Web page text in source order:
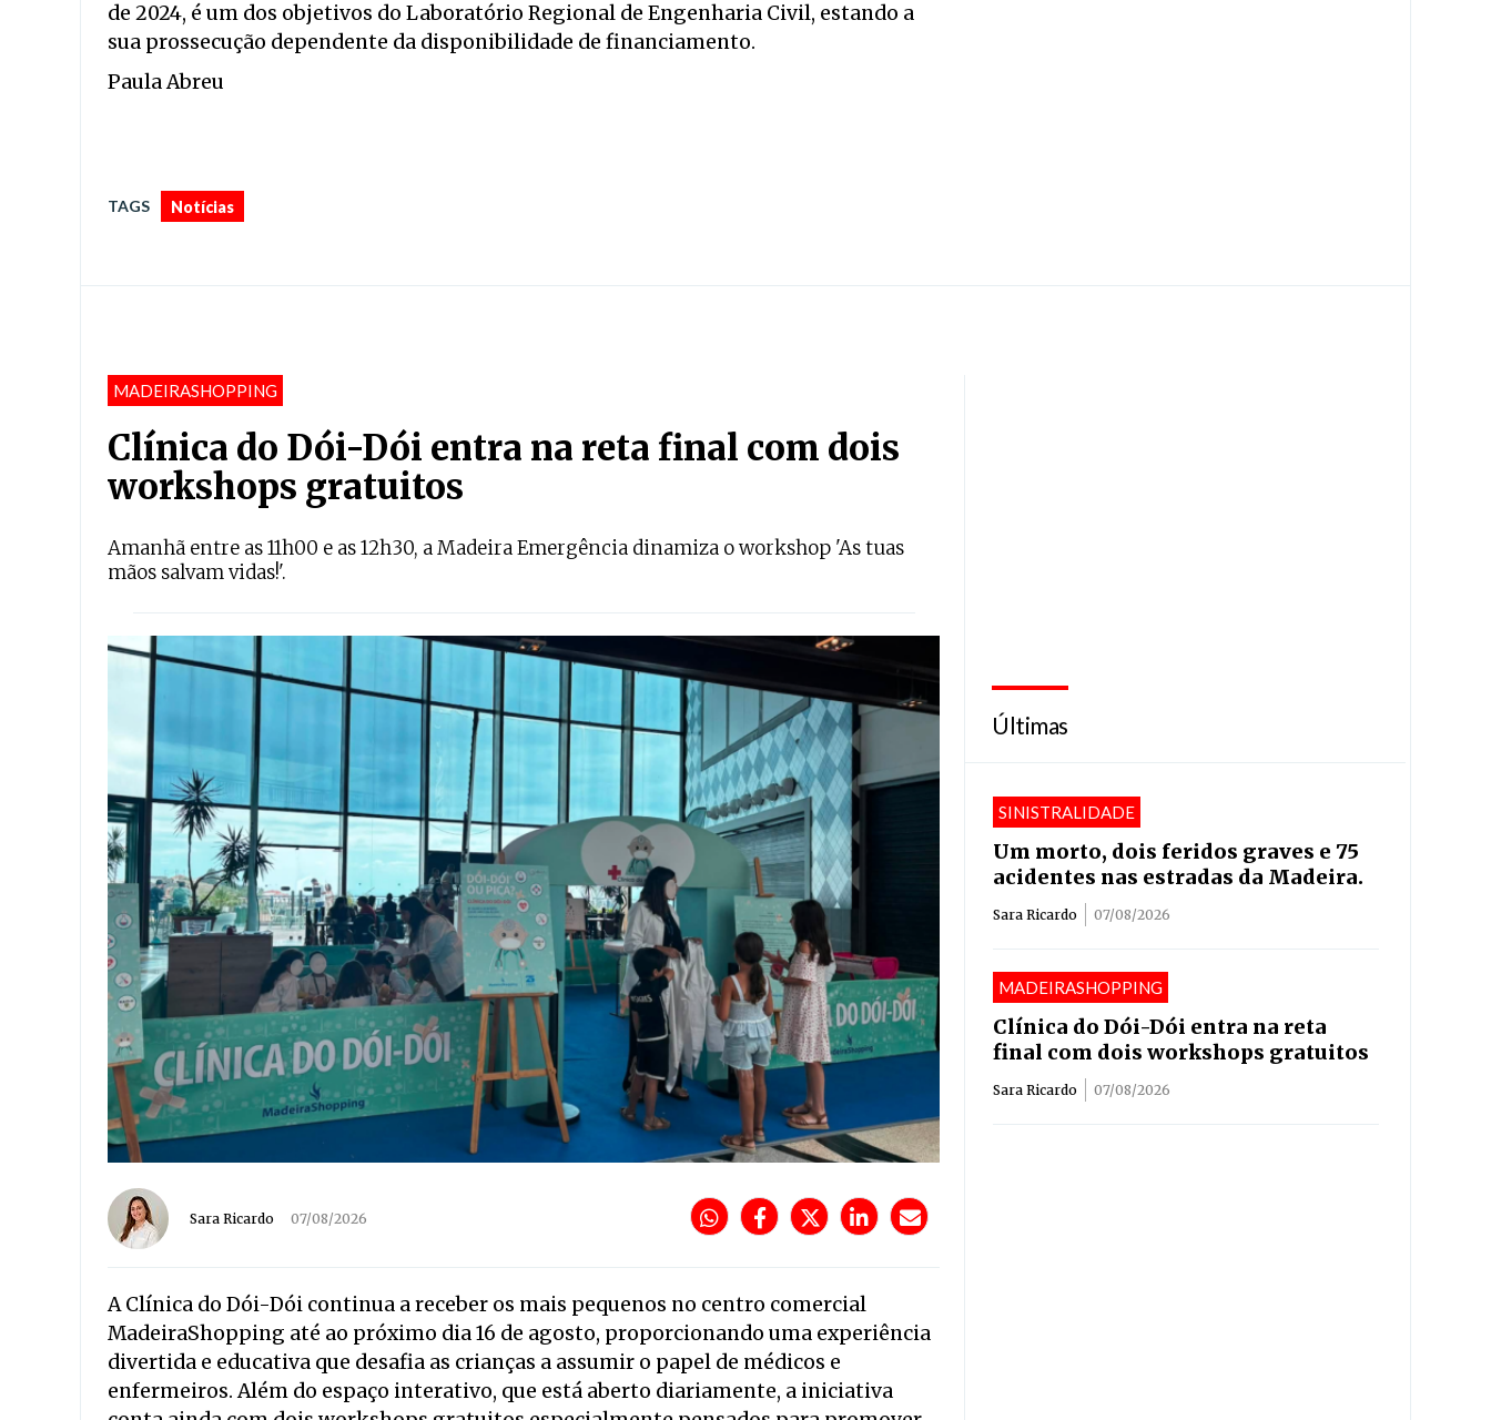
de 2024, é um dos objetivos do Laboratório Regional de Engenharia Civil, estando a
sua prossecução dependente da disponibilidade de financiamento.
Paula Abreu
TAGS Notícias
MADEIRASHOPPING
Clínica do Dói-Dói entra na reta final com dois
workshops gratuitos
Amanhã entre as 11h00 e as 12h30, a Madeira Emergência dinamiza o workshop 'As tuas
mãos salvam vidas!'.
Sara Ricardo 07/08/2026
A Clínica do Dói-Dói continua a receber os mais pequenos no centro comercial
MadeiraShopping até ao próximo dia 16 de agosto, proporcionando uma experiência
divertida e educativa que desafia as crianças a assumir o papel de médicos e
enfermeiros. Além do espaço interativo, que está aberto diariamente, a iniciativa
Últimas
SINISTRALIDADE
Um morto, dois feridos graves e 75
acidentes nas estradas da Madeira.
Sara Ricardo 07/08/2026
MADEIRASHOPPING
Clínica do Dói-Dói entra na reta
final com dois workshops gratuitos
Sara Ricardo 07/08/2026